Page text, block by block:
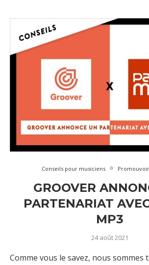
Conseils pour musiciens
GROOVER
PARTENARIAT
MP3
24 août 2021
Comme vous le savez, nous sommes